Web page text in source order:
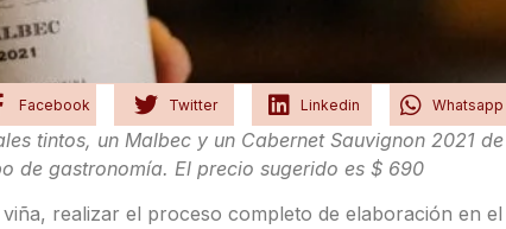
Facebook Twitter Linkedin Whatsapp
tintos, un Malbec y un Cabernet Sauvignon 2021 de
de gastronomía. El precio sugerido es $ 690
realizar el proceso completo de elaboración en el